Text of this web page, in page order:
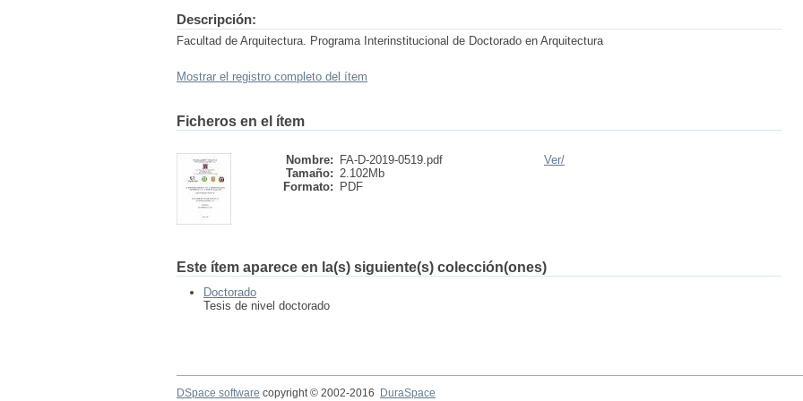
Descripción:
Facultad de Arquitectura. Programa Interinstitucional de Doctorado en Arquitectura
Mostrar el registro completo del ítem
Ficheros en el ítem
Nombre:
FA-D-2019-0519.pdf
Tamaño: 2.102Mb
Formato:
PDF
Ver/
Este ítem aparece en la(s) siguiente(s) colección(ones)
Doctorado
Tesis de nivel doctorado
DSpace software copyright © 2002-2016 DuraSpace